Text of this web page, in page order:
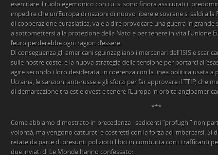
esercitare il ruolo egemonico con cui si sono finora assicurati il
impedire che un’Europa di nazioni di nuovo libere e sovrane si saldi alla
di cooperazione eurasiatica, vale a dire provocare una guerra in
a sottomettersi alla protezione della Nato e per tenere in vita l’Unione
l’euro perderebbe ogni ragion d’essere.
Di conseguenza gli americani sguinzagliano i mercenari dell’ISIS e
sulle nostre coste: è la nuova strategia della tensione per portarci
agire secondo i loro desiderata, in coerenza con la linea politica usata
Ucraina, le sanzioni anti-russe e gli sforzi per far approvare il TTIP, che
di demarcazione tra est e ovest e tenere l’Europa in orbita
***
Come abbiamo dimostrato in precedenza i sedicenti “profughi” non
volontà, ma vengono catturati e costretti con la forza ad imbarcarsi. Si
retate da parte di presunti poliziotti libici in combutta con i trafficanti
due inviati di Le Monde hanno confessato: